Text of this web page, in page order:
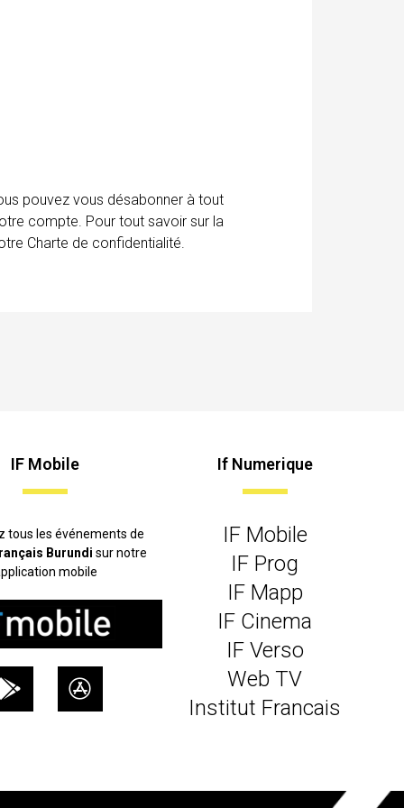
pouvez vous désabonner à tout
compte. Pour tout savoir sur la
Charte de confidentialité.
IF Mobile
tous les événements de
Burundisur notre
mobile
If Numerique
IF Mobile
IF Prog
IF Mapp
IF Cinema
IF Verso
Web TV
Institut Francais